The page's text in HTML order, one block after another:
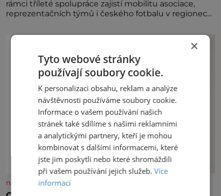
rámci tříleté spolupráce zajistí mobilitu asociace,
reprezentačních týmů i českého fotbalu v regionech.
nasehvezdy.cz
×
Tyto webové stránky
používají soubory cookie.
K personalizaci obsahu, reklam a analýze
návštěvnosti používáme soubory cookie.
Informace o vašem používání našich
stránek také sdílíme s našimi reklamními
a analytickými partnery, kteří je mohou
kombinovat s dalšími informacemi, které
jste jim poskytli nebo které shromáždili
při vašem používání jejich služeb.Více
informací